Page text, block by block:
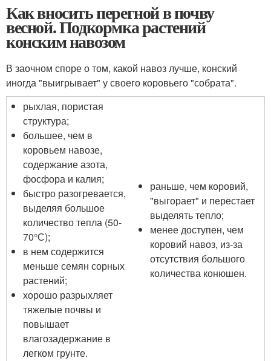
Как вносить перегной в почву
весной. Подкормка растений
конским навозом
В заочном споре о том, какой навоз лучше, конский
иногда "выигрывает" у своего коровьего "собрата".
рыхлая, пористая
структура;
большее, чем в
коровьем навозе,
содержание азота,
фосфора и калия;
быстро разогревается,
выделяя большое
количество тепла (50-
70°С);
в нем содержится
меньше семян сорных
растений;
хорошо разрыхляет
тяжелые почвы и
повышает
влагозадержание в
легком грунте.
раньше, чем коровий,
"выгорает" и перестает
выделять тепло;
менее доступен, чем
коровий навоз, из-за
отсутствия большого
количества конюшен.